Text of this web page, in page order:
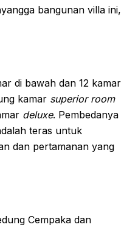
bangunan villa ini,
di bawah dan 12 kamar
kamar superior room
deluxe. Pembedanya
teras untuk
dan pertamanan yang
Cempaka dan